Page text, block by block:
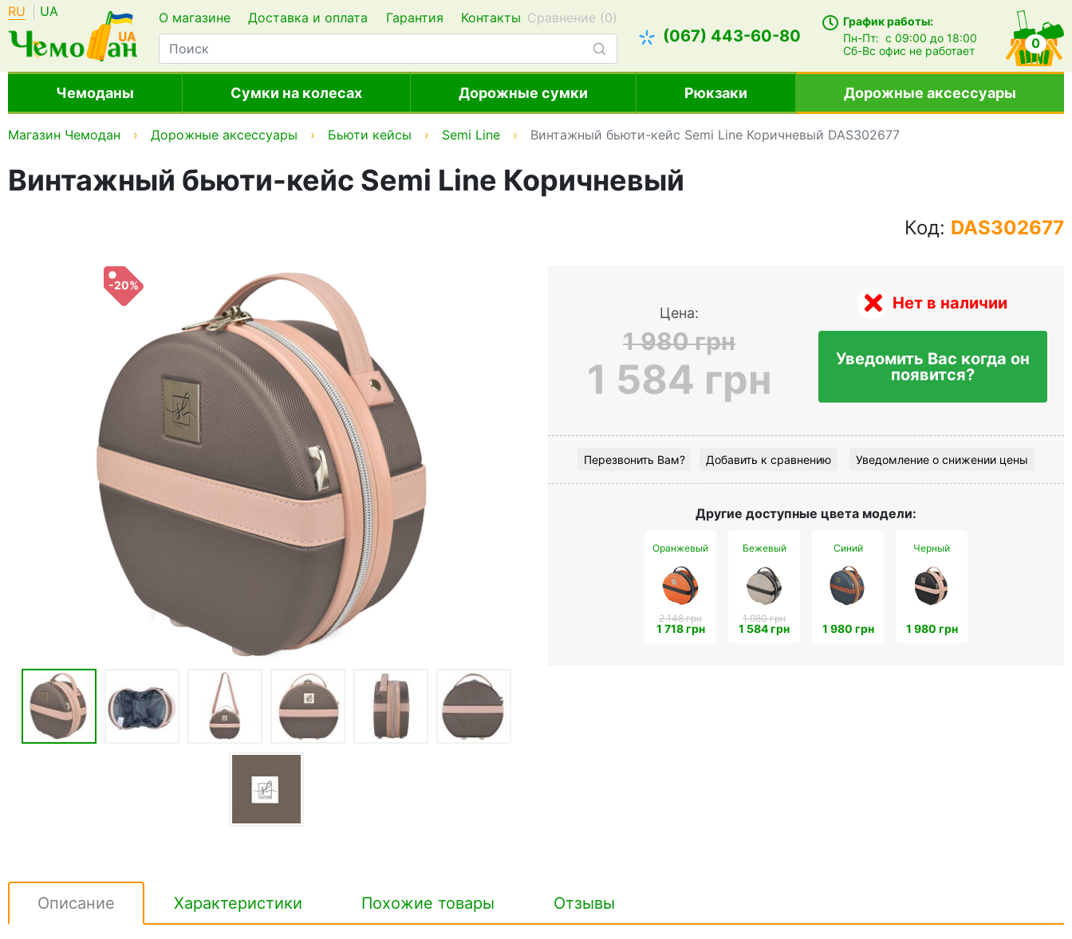
RU UA О магазине Доставка и оплата Гарантия Контакты Сравнение (0)
(067) 443-60-80
График работы:
Пн-Пт:с 09:00 до 18:00
Сб-Всофис не работает 0
Чемоданы Сумки на колесах Дорожные сумки Рюкзаки Дорожные аксессуары
Магазин Чемодан Дорожные аксессуары Бьюти кейсы Semi Line Винтажный бьюти-кейс Semi Line Коричневый DAS302677
Винтажный бьюти-кейс Semi Line Коричневый
Код: DAS302677
-20%
Цена:
1 980 грн
1 584 грн
Нет в наличии
Уведомить Вас когда он
появится?
Перезвонить Вам? Добавить к сравнению Уведомление о снижении цены
Другие доступные цвета модели:
Оранжевый
2 148 грн
1 718 грн
Бежевый
1 980 грн
1 584 грн
Синий
1 980 грн
Черный
1 980 грн
Описание Характеристики Похожие товары Отзывы